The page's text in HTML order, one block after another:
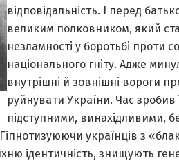
відповідальність. І перед
великим полковником, який
незламності у боротьбі проти
національного гніту. Адже
внутрішні й зовнішні вороги
руйнувати України. Час зробив
підступними, винахідливими,
Гіпнотизуюючи українців з
ідентичність, знищують